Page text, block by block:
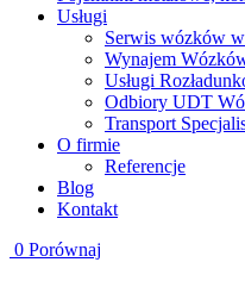
Usługi
Serwis wózków
Wynajem
Usługi
Odbiory UDT
Transport
O firmie
Referencje
Blog
Kontakt
0 Porównaj